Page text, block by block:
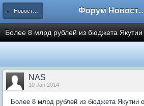
← Новости рынка недвижимости Форум
Более 8 млрд рублей из бюджета Якутии
NAS
10 Jan 2014
Более 8 млрд рублей из бюджета Якутии